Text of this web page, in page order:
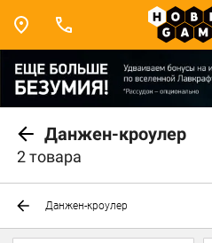
Данжен-кроулер
2 товара
Данжен-кроулер